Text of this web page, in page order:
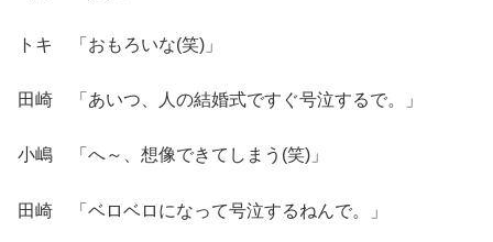
トキ 「おもろいな(笑)」
田崎 「あいつ、人の結婚式ですぐ号泣するで。」
小嶋 「へ～、想像できてしまう(笑)」
田崎 「ベロベロになって号泣するねんで。」